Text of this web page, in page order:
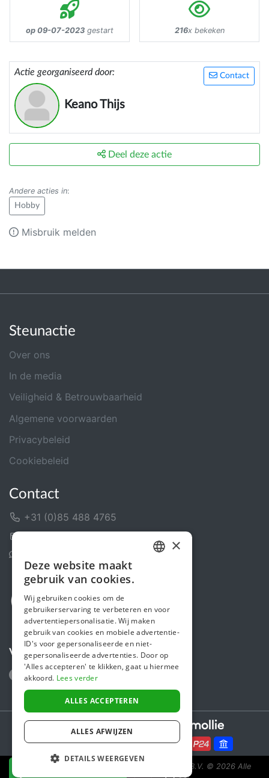
op 09-07-2023 gestart 216x bekeken
Contact
Actie georganiseerd door:
Keano Thijs
Deel deze actie
Andere acties in:
Hobby
Misbruik melden
Steunactie
Over ons
In de media
Veiligheid & Betrouwbaarheid
Algemene voorwaarden
Privacybeleid
Cookiebeleid
Contact
+31 (0)85 488 4765
Volg ons
Secure payments powered by
Steunactie is een initiatief van Sponsor Europe B.V. © 2026 Alle
ENGLISH
×
Deze website maakt
gebruik van cookies.
Wij gebruiken cookies om de
gebruikerservaring te verbeteren en voor
advertentiepersonalisatie. Wij maken
gebruik van cookies en mobiele advertentie-
ID's voor gepersonaliseerde en niet-
gepersonaliseerde advertenties. Door op
'Alles accepteren' te klikken, gaat u hiermee
akkoord. Lees verder
ALLES ACCEPTEREN
ALLES AFWIJZEN
DETAILS WEERGEVEN